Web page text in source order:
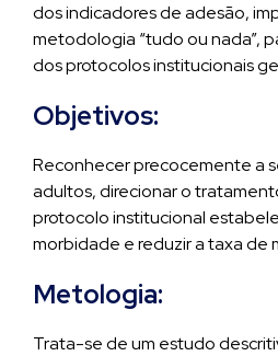
dos indicadores de adesão,
metodologia “tudo ou nada”,
dos protocolos institucionais
Objetivos:
Reconhecer precocemente a
adultos, direcionar o
protocolo institucional
morbidade e reduzir a taxa de
Metologia:
Trata-se de um estudo